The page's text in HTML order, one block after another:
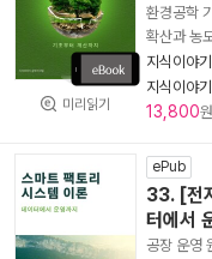
미리읽기
환경공학
확산과 농
지식이야
지식이야기
13,800
ePub
33. [전
터에서
공장 운영